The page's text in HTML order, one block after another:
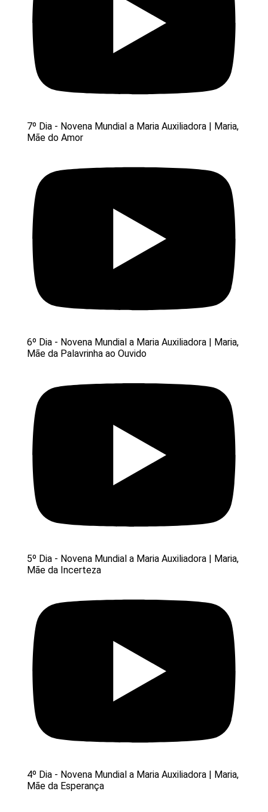
7º Dia - Novena Mundial a Maria Auxiliadora | Maria,
Mãe do Amor
6º Dia - Novena Mundial a Maria Auxiliadora | Maria,
Mãe da Palavrinha ao Ouvido
5º Dia - Novena Mundial a Maria Auxiliadora | Maria,
Mãe da Incerteza
4º Dia - Novena Mundial a Maria Auxiliadora | Maria,
Mãe da Esperança